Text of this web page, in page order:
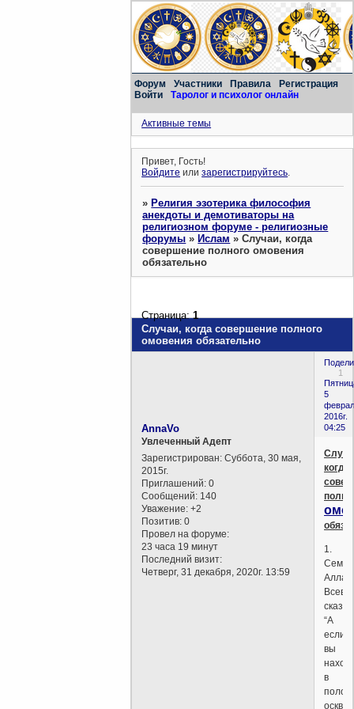
Форум Участники Правила
Регистрация
Войти
Таролог и психолог онлайн
Активные темы
Привет, Гость!
Войдите илизарегистрируйтесь.
»Религия эзотерика философия
анекдоты и демотиваторы на
религиозном форуме - религиозные
форумы »Ислам »Случаи, когда
совершение полного омовения
обязательно
Случаи, когда совершение полного
омовения обязательно
Страница:1
1
5
2016г.
04:25
AnnaVo
Увлеченный Адепт
Зарегистрирован: Суббота, 30 мая,
2015г.
Приглашений: 0
Сообщений: 140
Уважение: +2
Позитив: 0
Провел на форуме:
23 часа 19 минут
Последний визит:
Четверг, 31 декабря, 2020г. 13:59
когда
1.
Аллах
“А
если
вы
в